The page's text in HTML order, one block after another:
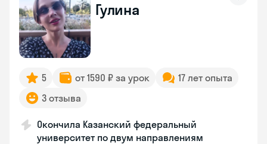
Гулина
5 от 1590 ₽ за урок
17 лет опыта
3 отзыва
Окончила Казанский федеральный
университет по двум направлениям